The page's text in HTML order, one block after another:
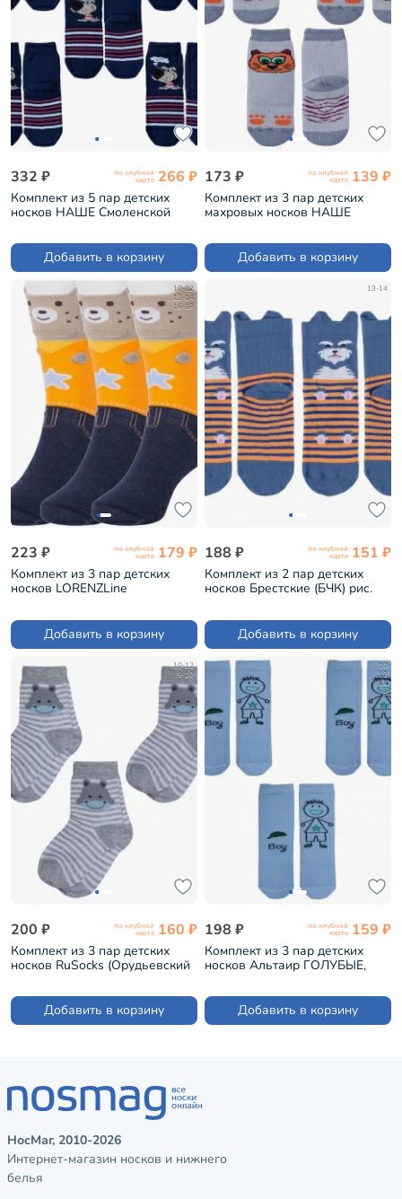
332 ₽ по клубной
карте 266 ₽
Комплект из 5 пар детских
носков НАШЕ Смоленской
ТЕМНО-СИНИЕ №3-1 (5-
222С11)Добавить в корзину
173 ₽ по клубной
карте 139 ₽
Комплект из 3 пар детских
махровых носков НАШЕ
фабрики рис. 11, СВЕТЛО-
СЕРЫЕ №91 (3-232С1)
Добавить в корзину
10-12
12-14
16-18
223 ₽ по клубной
карте 179 ₽
Комплект из 3 пар детских
носков LORENZLine
Добавить в корзину
13-14
188 ₽ по клубной
карте 151 ₽
Комплект из 2 пар детских
носков Брестские (БЧК) рис.
18С3086)
Добавить в корзину
10-12
9-10
200 ₽ по клубной
карте 160 ₽
Комплект из 3 пар детских
носков RuSocks (Орудьевский
Д3-13788)
Добавить в корзину
10
12
14
8
198 ₽ по клубной
карте 159 ₽
Комплект из 3 пар детских
носков Альтаир ГОЛУБЫЕ,
Добавить в корзину
НосМаг, 2010-2026
Интернет-магазин носков и нижнего
белья